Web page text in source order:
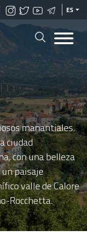
ES
manantiales.
ciudad
con una belleza
paisaje
valle de Calore
Rocchetta.